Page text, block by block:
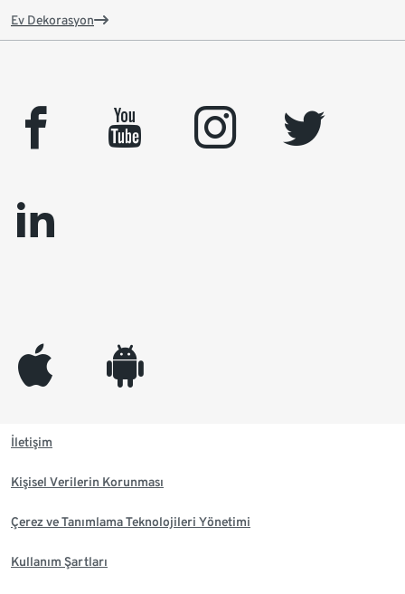
Ev Dekorasyon
facebook youtube instagram
twitter
linkedin
appleinc android
İletişim
Kişisel Verilerin Korunması
Çerez ve Tanımlama Teknolojileri Yönetimi
Kullanım Şartları